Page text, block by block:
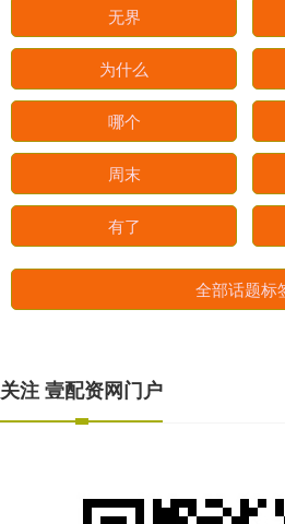
无界
为什么
哪个
周末
有了
全部话题标
关注 壹配资网门户